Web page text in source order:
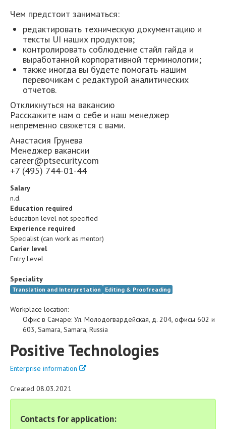
Чем предстоит заниматься:
редактировать техническую документацию и
тексты UI наших продуктов;
контролировать соблюдение стайл гайда и
выработанной корпоративной терминологии;
также иногда вы будете помогать нашим
перевочикам с редактурой аналитических
отчетов.
Откликнуться на вакансию
Расскажите нам о себе и наш менеджер
непременно свяжется с вами.
Анастасия Грунева
Менеджер вакансии
career@ptsecurity.com
+7 (495) 744-01-44
Salary
n.d.
Education required
Education level not specified
Experience required
Specialist (can work as mentor)
Carier level
Entry Level
Speciality
Translation and Interpretation Editing & Proofreading
Workplace location:
Офис в Самаре: Ул. Молодогвардейская, д. 204, офисы 602 и
603, Samara, Samara, Russia
Positive Technologies
Enterprise information
Created 08.03.2021
Contacts for application: